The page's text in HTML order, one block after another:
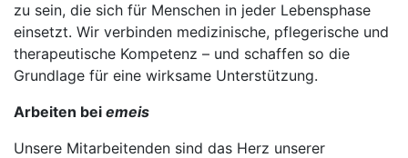
zu sein, die sich für Menschen in jeder Lebensphase
einsetzt. Wir verbinden medizinische, pflegerische und
therapeutische Kompetenz – und schaffen so die
Grundlage für eine wirksame Unterstützung.
Arbeiten bei emeis
Unsere Mitarbeitenden sind das Herz unserer